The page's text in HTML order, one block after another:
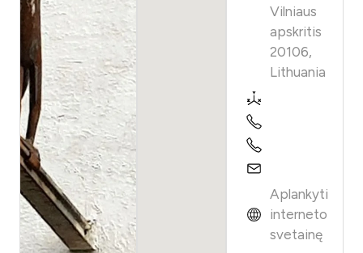
Vilniaus
apskritis
20106,
Lithuania
Aplankyti
interneto
svetainę